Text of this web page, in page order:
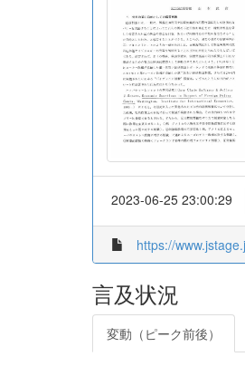
2023-06-25 23:00:29
https://
言及状況
変動（ピーク前後）